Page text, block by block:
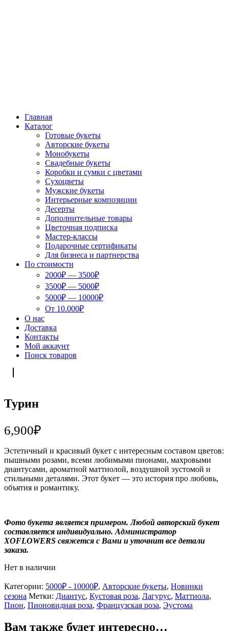
Главная
Каталог
Готовые букеты
Авторские букеты
Монобукеты
Свадебные букеты
Коробки и сумки с цветами
Сухоцветы
Мужские букеты
Интерьерные композиции
Десерты
Дополнительные товары
Цветочная подписка
Мастер-классы
Подарочные сертификаты
Для бизнеса и партнерства
По стоимости
2000₽ — 3500₽
3500₽ — 5000₽
5000₽ — 10000₽
От 10.000₽
О нас
Доставка
Контакты
Мой аккаунт
Поиск товаров
Турин
6,900₽
Эстетичный и красивый букет с интересным составом цветов:
пышными розами, всеми любимыми пионами, махровыми
диантусами, ароматной маттиолой, воздушной эустомой и
стильными деталями. Этот букет — это история про любовь,
объятия и романтику.
Фото букета является примером. Любой авторский букет
составляется индивидуально. Администратор
XOFLOWERS свяжется с Вами и уточнит все детали
заказа.
Нет в наличии
Категории: 5000₽ - 10000₽, Авторские букеты, Новинки
сезона Метки: Диантус, Кустовая роза, Лагурус, Маттиола,
Пион, Пионовидная роза, Французская роза, Эустома
Вам также будет интересно…